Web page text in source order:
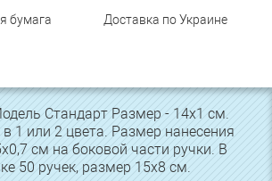
бумага
Доставка по Украине
Стандарт Размер - 14х1 см.
1 или 2 цвета. Размер нанесения
см на боковой части ручки. В
50 ручек, размер 15х8 см.